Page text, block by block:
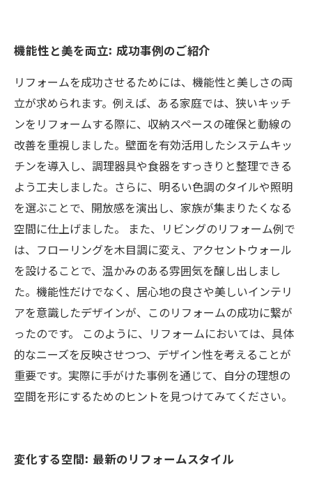
機能性と美を両立: 成功事例のご紹介
リフォームを成功させるためには、機能性と美しさの両
立が求められます。例えば、ある家庭では、狭いキッチ
ンをリフォームする際に、収納スペースの確保と動線の
改善を重視しました。壁面を有効活用したシステムキッ
チンを導入し、調理器具や食器をすっきりと整理できる
よう工夫しました。さらに、明るい色調のタイルや照明
を選ぶことで、開放感を演出し、家族が集まりたくなる
空間に仕上げました。 また、リビングのリフォーム例で
は、フローリングを木目調に変え、アクセントウォール
を設けることで、温かみのある雰囲気を醸し出しまし
た。機能性だけでなく、居心地の良さや美しいインテリ
アを意識したデザインが、このリフォームの成功に繋が
ったのです。 このように、リフォームにおいては、具体
的なニーズを反映させつつ、デザイン性を考えることが
重要です。実際に手がけた事例を通じて、自分の理想の
空間を形にするためのヒントを見つけてみてください。
変化する空間: 最新のリフォームスタイル